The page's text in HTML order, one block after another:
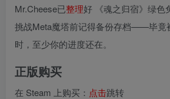
Mr.Cheese已整理好 《魂之归宿》绿色
挑战Meta魔塔前记得备份存档——毕竟
时，至少你的进度还在。
正版购买
在 Steam 上购买： 点击跳转